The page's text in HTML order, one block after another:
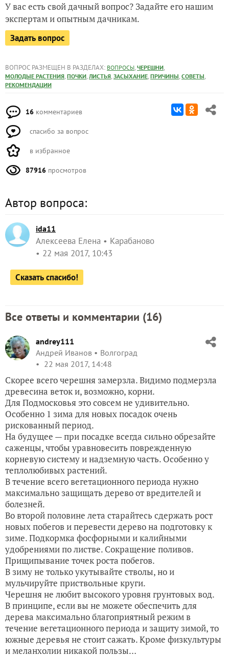
У вас есть свой дачный вопрос? Задайте его нашим
экспертам и опытным дачникам.
Задать вопрос
ВОПРОС РАЗМЕЩЕН В РАЗДЕЛАХ: ВОПРОСЫ, ЧЕРЕШНИ,
МОЛОДЫЕ РАСТЕНИЯ, ПОЧКИ, ЛИСТЬЯ, ЗАСЫХАНИЕ, ПРИЧИНЫ, СОВЕТЫ,
РЕКОМЕНДАЦИИ
16 комментариев
спасибо за вопрос
в избранное
87916 просмотров
Автор вопроса:
ida11
Алексеева Елена
Карабаново
22 мая 2017, 10:43
Сказать спасибо!
Все ответы и комментарии (16)
andrey111
Андрей Иванов
Волгоград
22 мая 2017, 14:48
Скорее всего черешня замерзла. Видимо подмерзла
древесина веток и, возможно, корни.
Для Подмосковья это совсем не удивительно.
Особенно 1 зима для новых посадок очень
рискованный период.
На будущее — при посадке всегда сильно обрезайте
саженцы, чтобы уравновесить поврежденную
корневую систему и надземную часть. Особенно у
теплолюбивых растений.
В течение всего вегетационного периода нужно
максимально защищать дерево от вредителей и
болезней.
Во второй половине лета старайтесь сдержать рост
новых побегов и перевести дерево на подготовку к
зиме. Подкормка фосфорными и калийными
удобрениями по листве. Сокращение поливов.
Прищипывание точек роста побегов.
В зиму не только укутывайте стволы, но и
мульчируйте приствольные круги.
Черешня не любит высокого уровня грунтовых вод.
В принципе, если вы не можете обеспечить для
дерева максимально благоприятный режим в
течение вегетационного периода и защиту зимой, то
южные деревья не стоит сажать. Кроме физкультуры
и меланхолии никакой пользы…